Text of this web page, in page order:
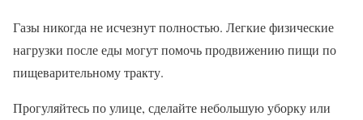
Газы никогда не исчезнут полностью. Легкие физические
нагрузки после еды могут помочь продвижению пищи по
пищеварительному тракту.
Прогуляйтесь по улице, сделайте небольшую уборку или